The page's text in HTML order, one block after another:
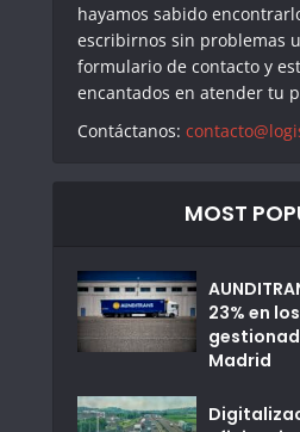
hayamos sabido
escribirnos sin problemas
formulario de contacto y
encantados en atender tu
Contáctanos:
MOST
23% en
Madrid